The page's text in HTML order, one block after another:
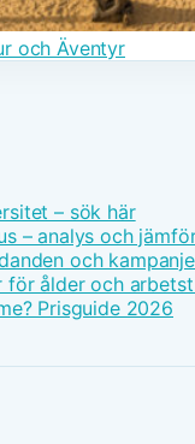
och Äventyr
– sök här
– analys och
och
för ålder och
Prisguide 2026